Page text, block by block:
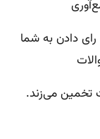
دادن به شما
تخمین می‌زند.